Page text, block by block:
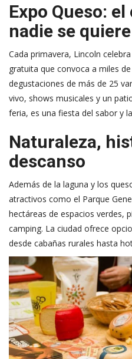
Expo Queso:
nadie se
Cada primavera, Lincoln
gratuita que convoca a miles
degustaciones de más de 25
vivo, shows musicales y un
feria, es una fiesta del sabor y
Naturaleza,
descanso
Además de la laguna y los
atractivos como el Parque
hectáreas de espacios verdes,
camping. La ciudad ofrece
desde cabañas rurales hasta